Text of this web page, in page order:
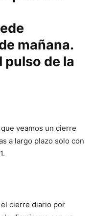
mañana.
pulso de la
veamos un cierre
a largo plazo solo con
cierre diario por